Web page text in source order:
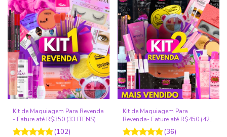
Kit de Maquiagem Para Revenda
- Fature até R$350 (33 ITENS)
(102)
Kit de Maquiagem Para
Revenda- Fature até R$450 (42
ITENS)
(36)